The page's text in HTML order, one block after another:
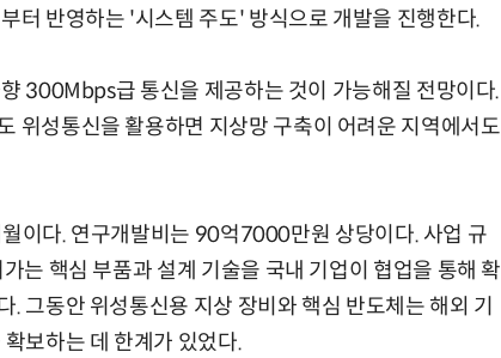
터 반영하는 '시스템 주도' 방식으로 개발을 진행한다.
300Mbps급 통신을 제공하는 것이 가능해질 전망이다.
위성통신을 활용하면 지상망 구축이 어려운 지역에서도
이다. 연구개발비는 90억7000만원 상당이다. 사업 규
는 핵심 부품과 설계 기술을 국내 기업이 협업을 통해 확
그동안 위성통신용 지상 장비와 핵심 반도체는 해외 기
보하는 데 한계가 있었다.